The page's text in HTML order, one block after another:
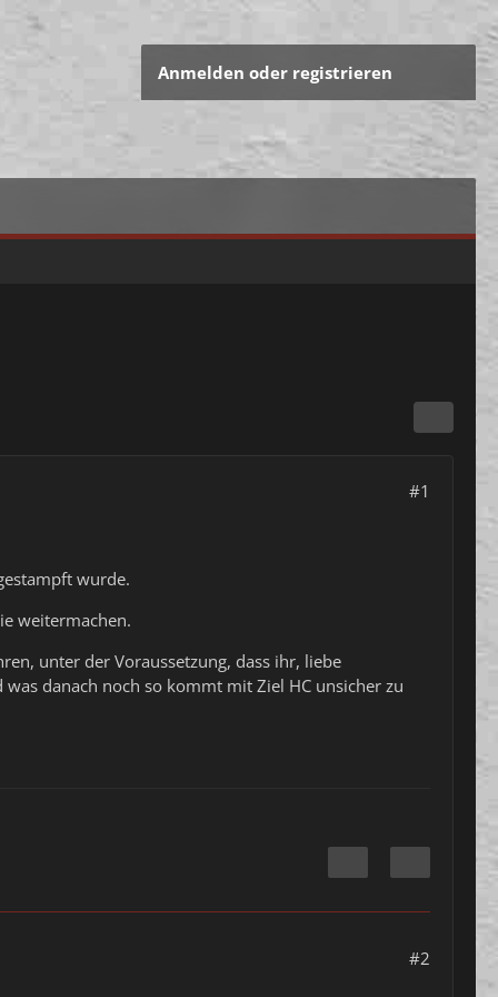
Anmelden oder registrieren
#1
wurde.
weitermachen.
unter der Voraussetzung, dass ihr, liebe
danach noch so kommt mit Ziel HC unsicher zu
#2